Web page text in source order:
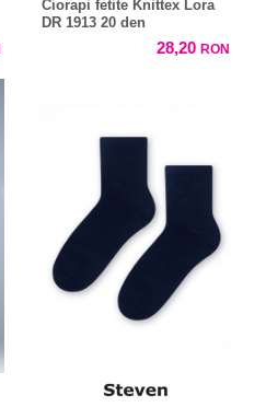
Ciorapi fetite Knittex Lora
DR 1913 20 den
28,20 RON